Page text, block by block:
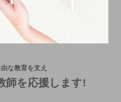
な教育を支え
師を応援します!